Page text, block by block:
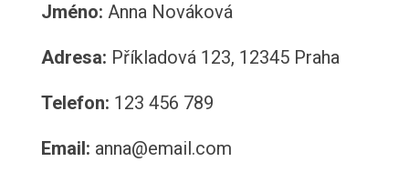
Jméno: Anna Nováková
Adresa: Příkladová 123, 12345 Praha
Telefon: 123 456 789
Email: anna@email.com